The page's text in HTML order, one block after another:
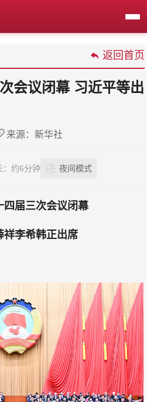
返回首页
会议闭幕 习近平等出
来源：新华社
约6分钟 夜间模式
四届三次会议闭幕
祥李希韩正出席